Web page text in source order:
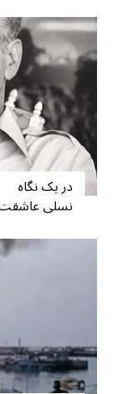
در یک نگاه
نسلی عاشقت
S
e
a
r
c
h
f
o
r
: